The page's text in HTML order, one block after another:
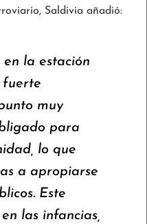
Saldivia añadió:
en la estación
fuerte
muy
para
lo que
a apropiarse
Este
las infancias,